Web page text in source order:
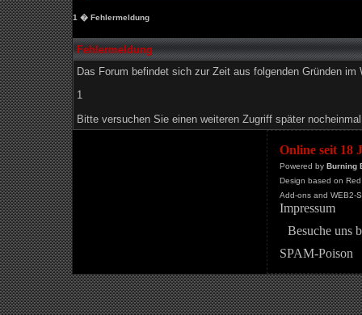
1 � Fehlermeldung
Fehlermeldung
Das Forum befindet sich zur Zeit aus folgenden Gründen im
1
Bitte versuchen Sie einen weiteren Zugriff später
Online seit 18
Powered by Burning
Design based on
Add-ons and WEB2-
Impressum
Besuche uns
SPAM-Poison